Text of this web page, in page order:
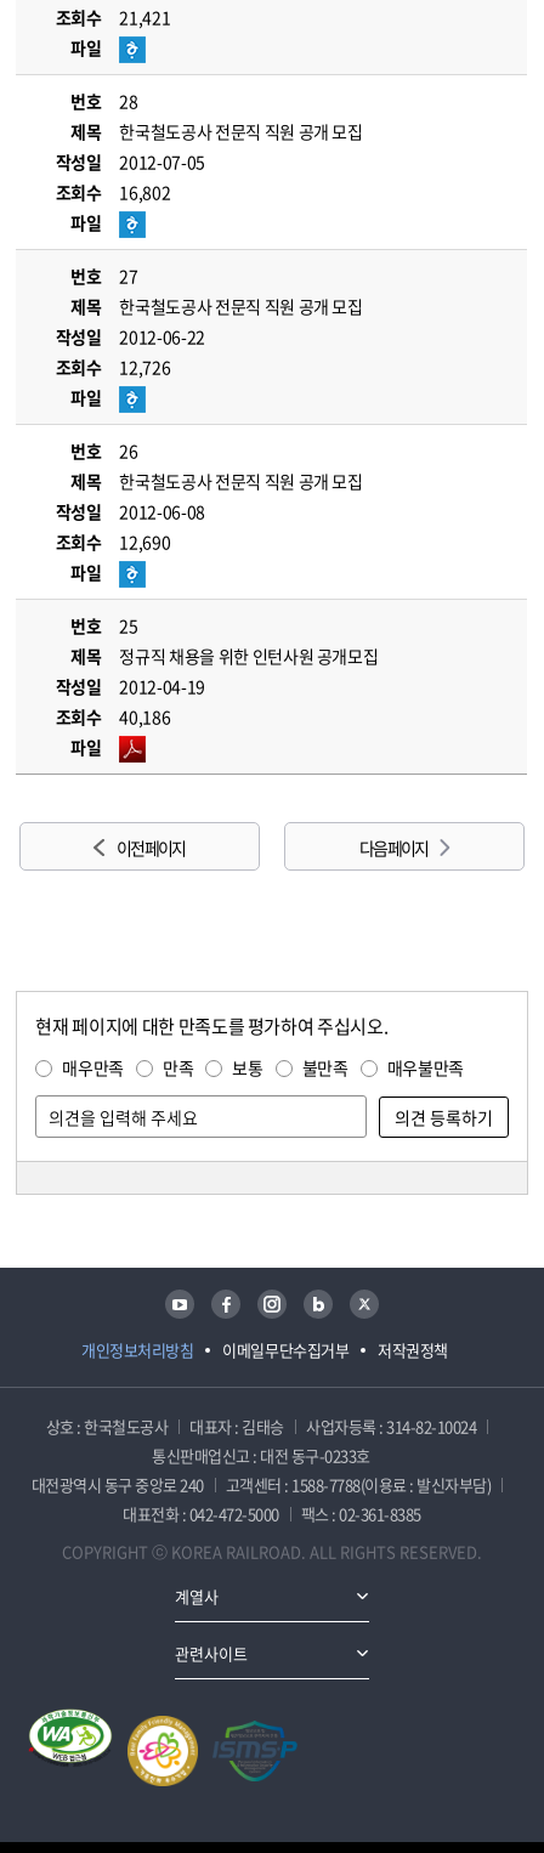
조회수
21,421
파일
번호
28
제목
한국철도공사 전문직 직원 공개 모집
작성일
2012-07-05
조회수
16,802
파일
번호
27
제목
한국철도공사 전문직 직원 공개 모집
작성일
2012-06-22
조회수
12,726
파일
번호
26
제목
한국철도공사 전문직 직원 공개 모집
작성일
2012-06-08
조회수
12,690
파일
번호
25
제목
정규직 채용을 위한 인턴사원 공개모집
작성일
2012-04-19
조회수
40,186
파일
이전 페이지 다음 페이지
현재 페이지에 대한 만족도를 평가하여 주십시오.
매우만족 만족 보통 불만족 매우불만족
개인정보처리방침 이메일무단수집거부 저작권정책
유튜브 페이스북 인스타그램 블로그 트위터
상호 : 한국철도공사 대표자 : 김태승
사업자등록 : 314-82-10024
통신판매업신고 : 대전 동구-0233호
대전광역시 동구 중앙로 240
고객센터 : 1588-7788(이용료 : 발신자부담)
대표전화 : 042-472-5000
팩스 : 02-361-8385
COPYRIGHT ⓒ KOREA RAILROAD. ALL RIGHTS RESERVED.
계열사
관련사이트